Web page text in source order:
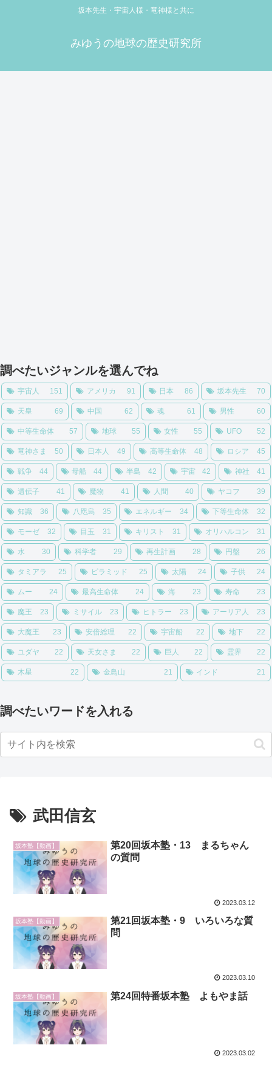
坂本先生・宇宙人様・竜神様と共に
みゆうの地球の歴史研究所
調べたいジャンルを選んでね
宇宙人 151 アメリカ 91 日本 86 坂本先生 70
天皇 69 中国 62 魂 61 男性 60
中等生命体 57 地球 55 女性 55 UFO 52
竜神さま 50 日本人 49 高等生命体 48 ロシア 45
戦争 44 母船 44 半島 42 宇宙 42 神社 41
遺伝子 41 魔物 41 人間 40 ヤコフ 39
知識 36 八咫烏 35 エネルギー 34 下等生命体 32
モーゼ 32 目玉 31 キリスト 31 オリハルコン 31
水 30 科学者 29 再生計画 28 円盤 26
タミアラ 25 ピラミッド 25 太陽 24 子供 24
ムー 24 最高生命体 24 海 23 寿命 23
魔王 23 ミサイル 23 ヒトラー 23 アーリア人 23
大魔王 23 安倍総理 22 宇宙船 22 地下 22
ユダヤ 22 天女さま 22 巨人 22 霊界 22
木星 22 金鳥山 21 インド 21
調べたいワードを入れる
武田信玄
坂本塾【動画】
第20回坂本塾・13 まるちゃん
の質問
2023.03.12
坂本塾【動画】
第21回坂本塾・9 いろいろな質
問
2023.03.10
坂本塾【動画】 第24回特番坂本塾 よもやま話
2023.03.02